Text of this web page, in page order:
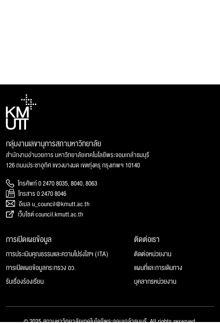
กลุ่มงานเลขานุการสภามหาวิทยาลัย
สำนักงานอำนวยการ มหาวิทยาลัยเทคโนโลยีพระจอมเกล้าธนบุรี
126 ถนนประชาอุทิศ แขวงบางมด เขตทุ่งครุ กรุงเทพฯ 10140
โทรศัพท์ 0 2470 8035, 8040, 8063
โทรสาร 0 2470 8046
อีเมล u_council@kmutt.ac.th
เว็บไซต์ council.kmutt.ac.th
การเปิดเผยข้อมูล
การประเมินคุณธรรมและความโปร่งใสฯ (ITA)
การเปิดเผยข้อมูลกระทรวง อว.
รับเรื่องร้องเรียน
ติดต่อเรา
ติดต่อหน่วยงาน
แผนที่และการเดินทาง
บุคลากรหน่วยงาน